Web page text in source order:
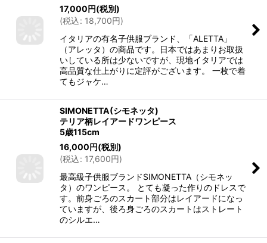
17,000円(税別)
(税込: 18,700円)
イタリアの有名子供服ブランド、「ALETTA」
（アレッタ）の商品です。日本ではあまりお取扱
いしている所は少ないですが、現地イタリアでは
高品質な仕上がりに定評がございます。 一枚で着
てもジャケ…
SIMONETTA(シモネッタ)
テリア柄レイアードワンピース
5歳115cm
16,000円(税別)
(税込: 17,600円)
最高級子供服ブランドSIMONETTA（シモネッ
タ）のワンピース。 とても凝った作りのドレスで
す。前身ごろのスカート部分はレイアードになっ
ていますが、後ろ身ごろのスカートはストレート
のシルエ…